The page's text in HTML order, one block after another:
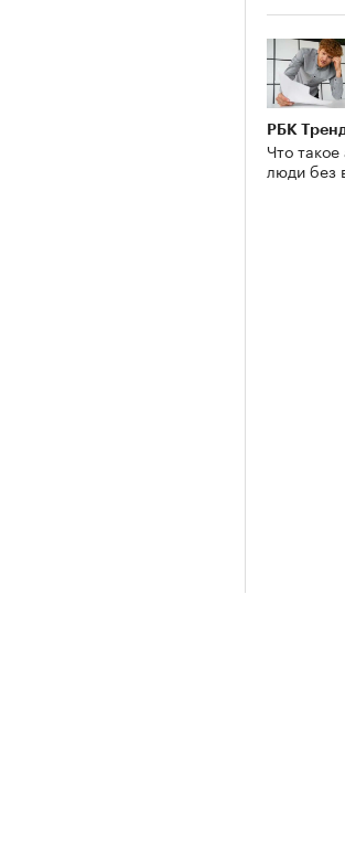
РБК
Что
люди без